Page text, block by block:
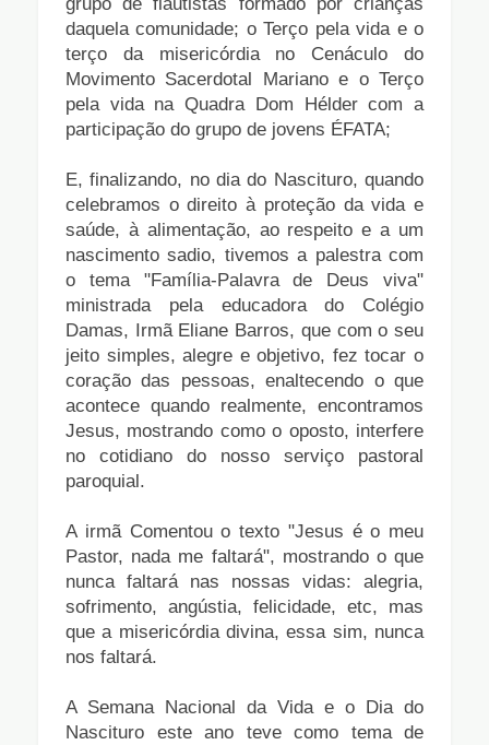
daquela comunidade; oTerço pela vida e o
terço da misericórdia no Cenáculo do
Movimento Sacerdotal Mariano e oTerço
pela vida na Quadra Dom Hélder com a
participação do grupo de jovens ÉFATA;
E, finalizando, no dia do Nascituro, quando
celebramos o direito à proteção da vida e
saúde, à alimentação, ao respeito e a um
nascimento sadio, tivemos a palestra com
o tema "Família-Palavra de Deus viva"
ministrada pela educadora do Colégio
Damas, Irmã Eliane Barros, que com o seu
jeito simples, alegre e objetivo, fez tocar o
coração das pessoas, enaltecendo o que
acontece quando realmente, encontramos
Jesus, mostrando como o oposto, interfere
no cotidiano do nosso serviço pastoral
paroquial.
A irmã Comentou o texto "Jesus é o meu
Pastor, nada me faltará", mostrando o que
nunca faltará nas nossas vidas: alegria,
sofrimento, angústia, felicidade, etc, mas
que a misericórdia divina, essa sim, nunca
nos faltará.
A Semana Nacional da Vida e o Dia do
Nascituro este ano teve como tema de